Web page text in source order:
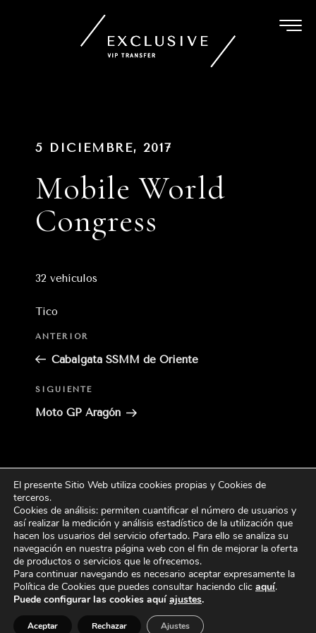
5 DICIEMBRE, 2017
Mobile World
Congress
32 vehículos
Tico
Navegación
entradas
Entrada
anterior:
ANTERIOR
Cabalgata SSMM de Oriente
Siguiente
entrada
SIGUIENTE
Moto GP Aragón
Buscar
por:
Buscar
CATEGORÍAS
El presente Sitio Web utiliza cookies propias y Cookies de
terceros.
Cookies de análisis: permiten cuantificar el número de usuarios y
así realizar la medición y análisis estadístico de la utilización que
hacen los usuarios del servicio ofertado. Para ello se analiza su
navegación en nuestra página web con el fin de mejorar la oferta
de productos o servicios que le ofrecemos.
Para continuar navegando es necesario aceptar expresamente la
Política de Cookies que puedes consultar haciendo clic aquí.
Puede configurar las cookies aquíajustes.
Aceptar Rechazar Ajustes